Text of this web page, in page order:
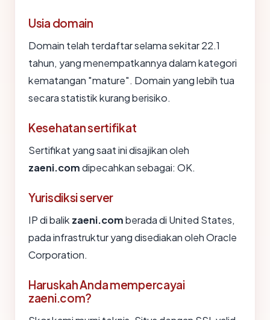
Usia domain
Domain telah terdaftar selama sekitar 22.1
tahun, yang menempatkannya dalam kategori
kematangan "mature". Domain yang lebih tua
secara statistik kurang berisiko.
Kesehatan sertifikat
Sertifikat yang saat ini disajikan oleh
zaeni.comdipecahkan sebagai: OK.
Yurisdiksi server
IP di balik zaeni.comberada di United States,
pada infrastruktur yang disediakan oleh Oracle
Corporation.
Haruskah Anda mempercayai
zaeni.com?